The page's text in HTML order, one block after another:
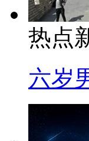
热点
六岁